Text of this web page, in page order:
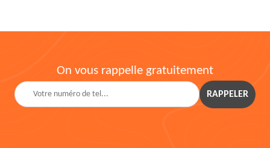
On vous rappelle gratuitement